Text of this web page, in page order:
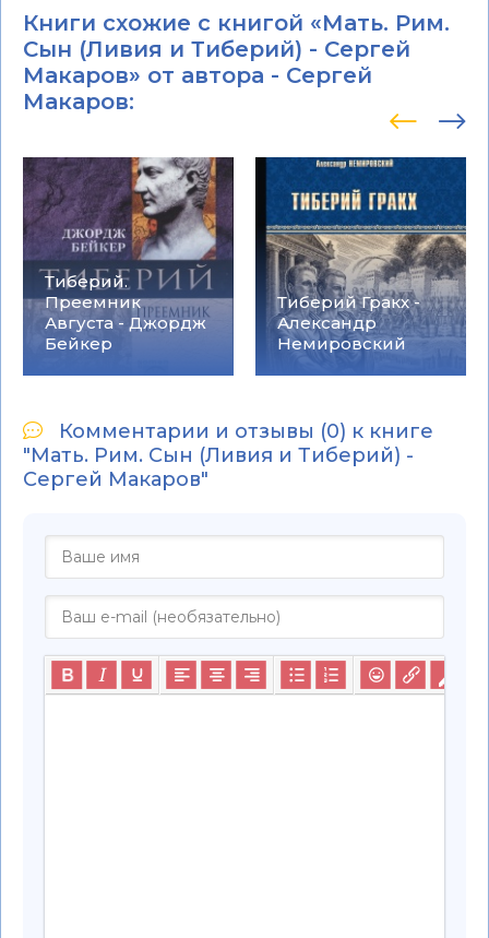
Книги схожие с книгой «Мать. Рим.
Сын (Ливия и Тиберий) - Сергей
Макаров» от автора - Сергей
Макаров:
Тиберий.
Преемник
Августа - Джордж
Бейкер
Тиберий Гракх -
Александр
Немировский
Комментарии и отзывы (0) к книге
"Мать. Рим. Сын (Ливия и Тиберий) -
Сергей Макаров"